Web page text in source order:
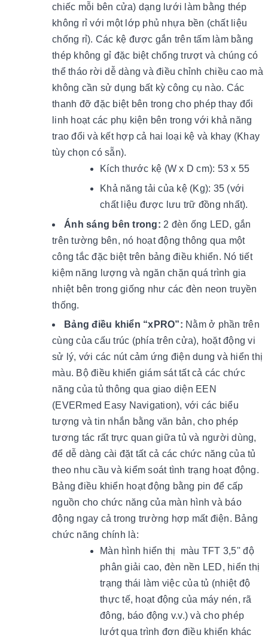
chiếc mỗi bên cửa) dạng lưới làm bằng thép
không rỉ với một lớp phủ nhựa bền (chất liệu
chống rỉ). Các kệ được gắn trên tấm làm bằng
thép không gỉ đặc biệt chống trượt và chúng có
thể tháo rời dễ dàng và điều chỉnh chiều cao mà
không cần sử dụng bất kỳ công cụ nào. Các
thanh đỡ đặc biệt bên trong cho phép thay đổi
linh hoạt các phụ kiện bên trong với khả năng
trao đổi và kết hợp cả hai loại kệ và khay (Khay
tùy chọn có sẵn).
Kích thước kệ (W x D cm): 53 x 55
Khả năng tải của kệ (Kg): 35 (với
chất liệu được lưu trữ đồng nhất).
Ánh sáng bên trong: 2 đèn ống LED, gắn
trên tường bên, nó hoạt động thông qua một
công tắc đặc biệt trên bảng điều khiển. Nó tiết
kiệm năng lượng và ngăn chặn quá trình gia
nhiệt bên trong giống như các đèn neon truyền
thống.
Bảngđiều khiển “xPRO”: Nằm ở phần trên
cùng của cấu trúc (phía trên cửa), hoặt động vi
sử lý, với các nút cảm ứng điện dung và hiển thị
màu. Bộ điều khiển giám sát tất cả các chức
năng của tủ thông qua giao diện EEN
(EVERmed Easy Navigation), với các biểu
tượng và tin nhắn bằng văn bản, cho phép
tương tác rất trực quan giữa tủ và người dùng,
để dễ dàng cài đặt tất cả các chức năng của tủ
theo nhu cầu và kiểm soát tình trạng hoạt động.
Bảng điều khiển hoạt động bằng pin để cấp
nguồn cho chức năng của màn hình và báo
động ngay cả trong trường hợp mất điện. Bảng
chức năng chính là:
Màn hình hiển thị màu TFT 3,5'' độ
phân giải cao, đèn nền LED, hiển thị
trạng thái làm việc của tủ (nhiệt độ
thực tế, hoạt động của máy nén, rã
đông, báo động v.v.) và cho phép
lướt qua trình đơn điều khiển khác